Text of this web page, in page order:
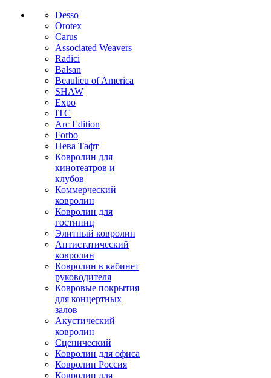
Desso
Orotex
Carus
Associated Weavers
Radici
Balsan
Beaulieu of America
SHAW
Expo
ITC
Arc Edition
Forbo
Нева Тафт
Ковролин для
кинотеатров и
клубов
Коммерческий
ковролин
Ковролин для
гостиниц
Элитный ковролин
Антистатический
ковролин
Ковролин в кабинет
руководителя
Ковровые покрытия
для концертных
залов
Акустический
ковролин
Сценический
Ковролин для офиса
Ковролин Россия
Ковролин для